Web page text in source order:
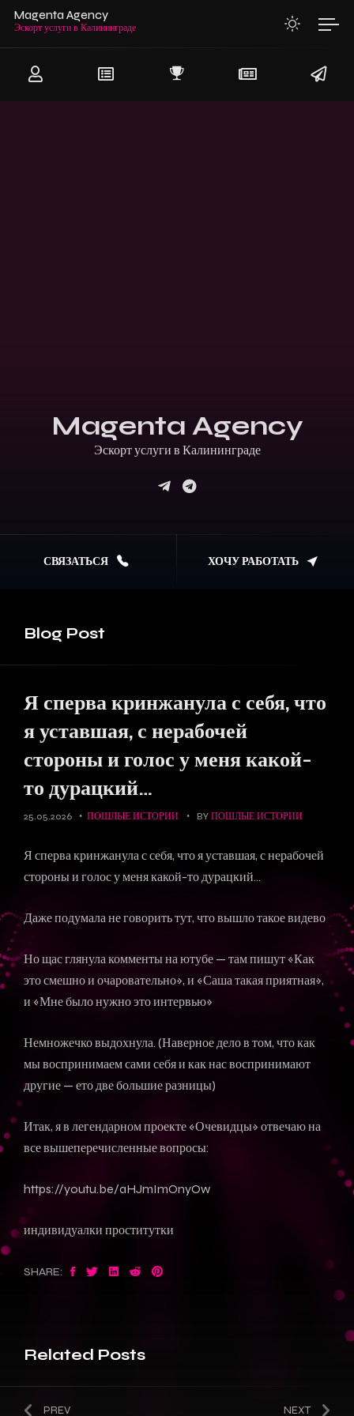
Magenta Agency
Эскорт услуги в Калининграде
Magenta Agency
Эскорт услуги в Калининграде
СВЯЗАТЬСЯ ХОЧУ РАБОТАТЬ
Blog Post
Я сперва кринжанула с себя, что
я уставшая, с нерабочей
стороны и голос у меня какой-
то дурацкий…
25.05.2026 ПОШЛЫЕ ИСТОРИИ BY ПОШЛЫЕ ИСТОРИИ
Я сперва кринжанула с себя, что я уставшая, с нерабочей
стороны и голос у меня какой-то дурацкий…
Даже подумала не говорить тут, что вышло такое видево
Но щас глянула комменты на ютубе — там пишут «Как
это смешно и очаровательно», и «Саша такая приятная»,
и «Мне было нужно это интервью»
Немножечко выдохнула. (Наверное дело в том, что как
мы воспринимаем сами себя и как нас воспринимают
другие — ето две большие разницы)
Итак, я в легендарном проекте «Очевидцы» отвечаю на
все вышеперечисленные вопросы:
https://youtu.be/aHJmImOnyOw
индивидуалки проститутки
SHARE:
Related Posts
PREV NEXT